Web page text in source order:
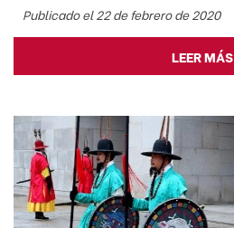
Publicado el 22 de febrero de 2020
LEER MÁS